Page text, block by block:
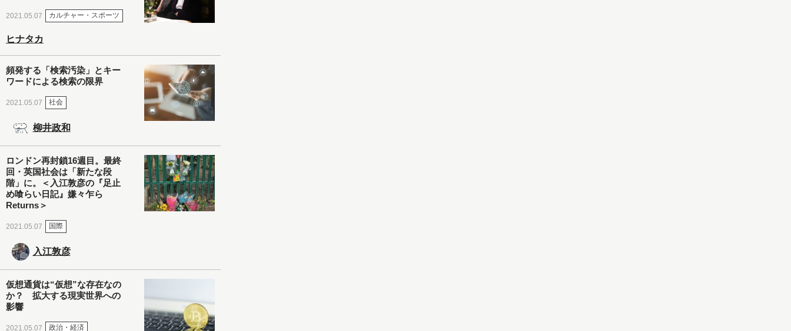
2021.05.07 カルチャー・スポーツ
ヒナタカ
頻発する「検索汚染」とキー
ワードによる検索の限界
2021.05.07 社会
柳井政和
ロンドン再封鎖16週目。最終
回・英国社会は「新たな段
階」に。＜入江敦彦の『足止
め喰らい日記』嫌々乍ら
Returns＞
2021.05.07 国際
入江敦彦
仮想通貨は“仮想”な存在なの
か？ 拡大する現実世界への
影響
2021.05.07 政治・経済